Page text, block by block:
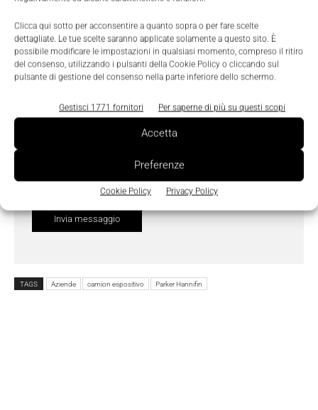
Clicca qui sotto per acconsentire a quanto sopra o per fare scelte
dettagliate. Le tue scelte saranno applicate solamente a questo sito. È
possibile modificare le impostazioni in qualsiasi momento, compreso il ritiro
del consenso, utilizzando i pulsanti della Cookie Policy o cliccando sul
pulsante di gestione del consenso nella parte inferiore dello schermo.
Gestisci 1771 fornitori Per saperne di più su questi scopi
Accetta
Preferenze
Cookie Policy Privacy Policy
do il consenso al trattamento dei dati da parte di
Tecniche Nuove
TAGS Aziende camion espositivo Parker Hannifin